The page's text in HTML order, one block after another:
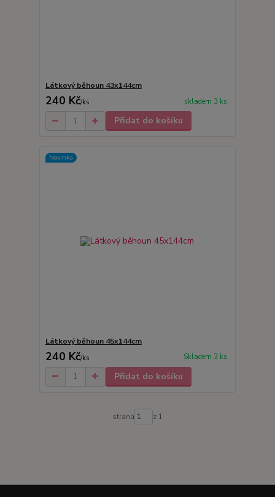
Látkový běhoun 43x144cm
240 Kč/ks skladem 3 ks
Přidat do košíku
Novinka
Látkový běhoun 45x144cm
240 Kč/ks Skladem 3 ks
Přidat do košíku
strana z 1